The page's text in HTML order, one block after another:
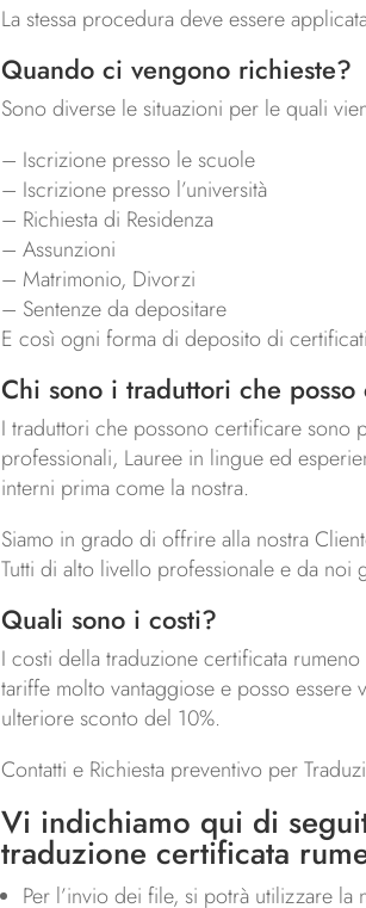
La stessa procedura deve essere
Quando ci vengono richieste?
Sono diverse le situazioni per le quali
– Iscrizione presso le scuole
– Iscrizione presso l’università
– Richiesta di Residenza
– Assunzioni
– Matrimonio, Divorzi
– Sentenze da depositare
E così ogni forma di deposito di
Chi sono i traduttori che
I traduttori che possono certificare sono
professionali, Lauree in lingue ed
interni prima come la nostra.
Siamo in grado di offrire alla nostra
Tutti di alto livello professionale e da noi
Quali sono i costi?
I costi della traduzione certificata
tariffe molto vantaggiose e posso
ulteriore sconto del 10%.
Contatti e Richiesta preventivo per
Vi indichiamo qui di
traduzione certificata
Per l’invio dei file, si potrà utilizzare